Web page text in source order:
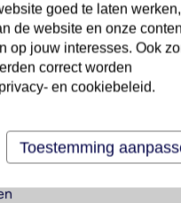
Hotel
· Istanbul
ongeveer 3 km van het
goed te laten werken,
de website en onze
op jouw interesses. Ook
correct worden
en cookiebeleid.
Toestemming